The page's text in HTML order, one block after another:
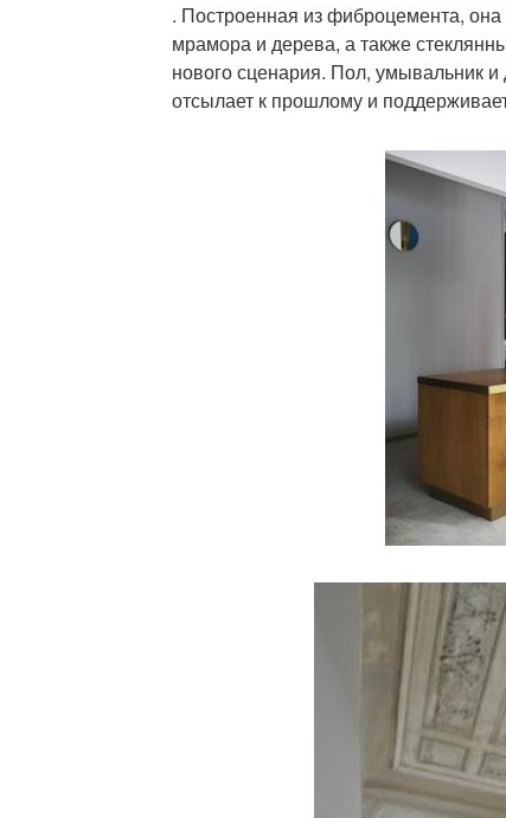
. Построенная из фиброцемента,
мрамора и дерева, а также
нового сценария. Пол, умывальник
отсылает к прошлому и